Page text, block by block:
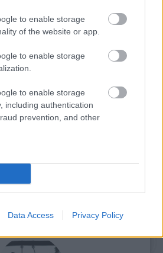
to enable storage
of the website or app.
to enable storage
to enable storage
including authentication
prevention, and other
Data Access Privacy Policy
A MŰVÉSZETEK VÖLGYE